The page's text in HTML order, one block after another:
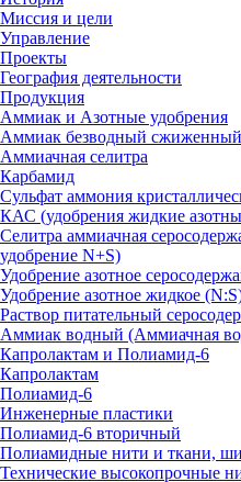
Миссия и цели
Управление
Проекты
География деятельности
Продукция
Аммиак и Азотные удобрения
Аммиак безводный сжиженный
Аммиачная селитра
Карбамид
Сульфат аммония
КАС (удобрения жидкие
Селитра аммиачная
удобрение N+S)
Удобрение азотное
Удобрение азотное жидкое
Раствор питательный
Аммиак водный (Аммиачная
Капролактам и Полиамид-6
Капролактам
Полиамид-6
Инженерные пластики
Полиамид-6 вторичный
Полиамидные нити и ткани,
Технические высокопрочные